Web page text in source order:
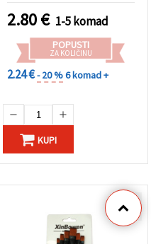
2.80€ 1-5 komad
POPUSTI
ZA KOLIČINU
2.24 €- 20 %6 komad +
KUPI